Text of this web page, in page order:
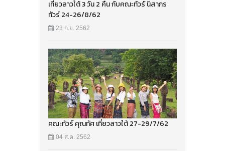
เที่ยวลาวใต้ 3 วัน 2 คืน กับคณะทัวร์ นิสากร
ทัวร์ 24-26/8/62
23 ก.ย. 2562
คณะทัวร์ คุณทัศ เที่ยวลาวใต้ 27-29/7/62
04 ส.ค. 2562